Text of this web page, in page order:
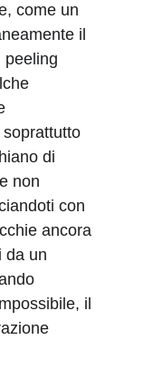
come un
il
peeling
di
non
con
ancora
da un
il